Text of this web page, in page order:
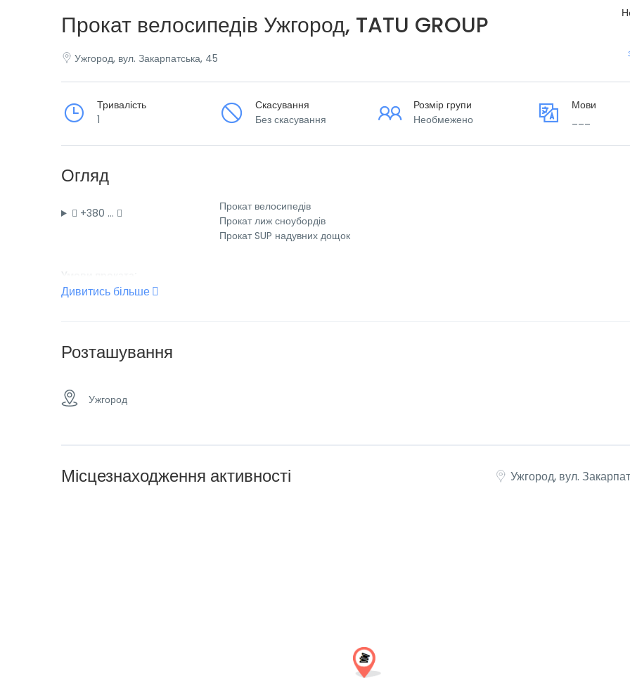
Прокат велосипедів Ужгород, TATU GROUP
Ужгород, вул. Закарпатська, 45
Тривалість
1
Скасування
Без скасування
Розмір групи
Необмежено
Мови
Огляд
+380 …
Прокат велосипедів
Прокат лиж сноубордів
Прокат SUP надувних дощок
Умови проката:
Застава: 500 грн. і діючий паспорт України або застава у повній вартості велосипеду.
Прокласти маршрут
Дивитись більше
Розташування
Ужгород
Місцезнаходження активності Ужгород, вул.